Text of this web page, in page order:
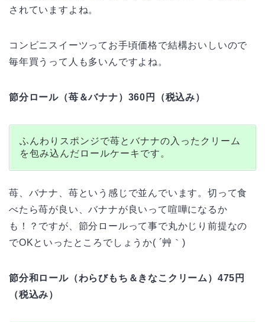
されていますよね。
コンビニスイーツってお手頃価格で結構おいしいので
毎年買うって人も多いんですよね。
節分ロール（苺＆バナナ）360円（税込み）
ふんわりスポンジで苺とバナナの入ったクリーム
を包み込んだロールケーキです。
苺、バナナ、苺という感じで並んでいます。切って食
べたら苺が良い、バナナが良いって喧嘩になるか
も！？ですが、節分ロールって事で丸かじり前提なの
でOKといったところでしょうか( ´艸｀)
節分和ロール（わらびもち＆きなこクリーム）475円
（税込み）